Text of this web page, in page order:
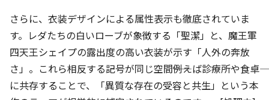
さらに、衣装デザインによる属性表示も徹底されていま
す。レダたちの白いローブが象徴する「聖潔」と、魔王軍
四天王シェイプの露出度の高い衣装が示す「人外の奔放
さ」。これら相反する記号が同じ空間――例えば診療所や食卓――
に共存することで、「異質な存在の受容と共生」という本